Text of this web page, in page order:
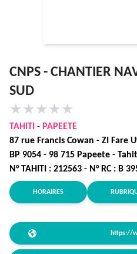
CNPS - CHANTIER
SUD
★ ★ ★ ★ ★
TAHITI - PAPEETE
87 rue Francis Cowan - ZI Fare
BP 9054 - 98 715 Papeete -
N° TAHITI : 212563 - N° RC : B
HORAIRES
https://